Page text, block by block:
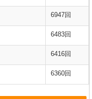
6947回
6483回
6416回
6360回